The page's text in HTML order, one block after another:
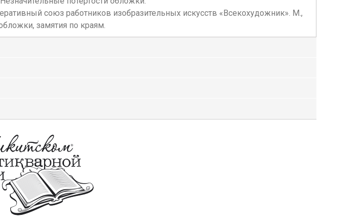
союз работников изобразительных искусств «Всекохудожник». М.,
замятия по краям.